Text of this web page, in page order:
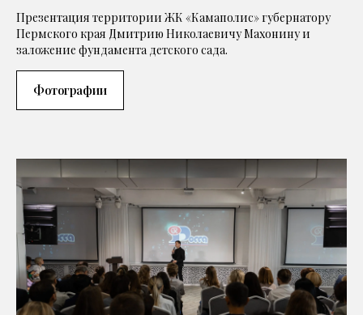
Презентация территории ЖК «Камаполис» губернатору
Пермского края Дмитрию Николаевичу Махонину и
заложение фундамента детского сада.
Фотографии